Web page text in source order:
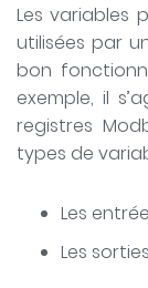
Les variables
utilisées par
bon
exemple, il
registres
types de
Les
Les sorties